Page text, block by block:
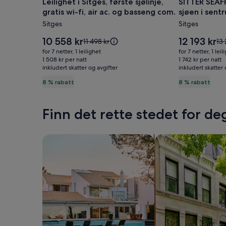
Leilighet
i
Sitges,
første
sjølinje,
gratis
wi-
fi,
ac.
og
gratis wi-fi, air ac. og basseng com.
Sitges
8 % rabatt
Prisen
er
10 558 kr
10 558 krPrisen
var
11 498 kr.
Se
11 498 kr
for 7 netter, 1 leilighet
1 508 kr per natt
inkludert skatter og avgifter
SITTER
SEAFRONT
-
Våkn
opp
foran
sjøen
i
av
Sitges
sjøen i
Sitges
8 % rabatt
Prisen
er
12 193 kr
12 193 kr
var
13
Se
13
for 7 netter, 1
1 742 kr per natt
inkludert skatter
Finn det rette stedet for
Søk etter